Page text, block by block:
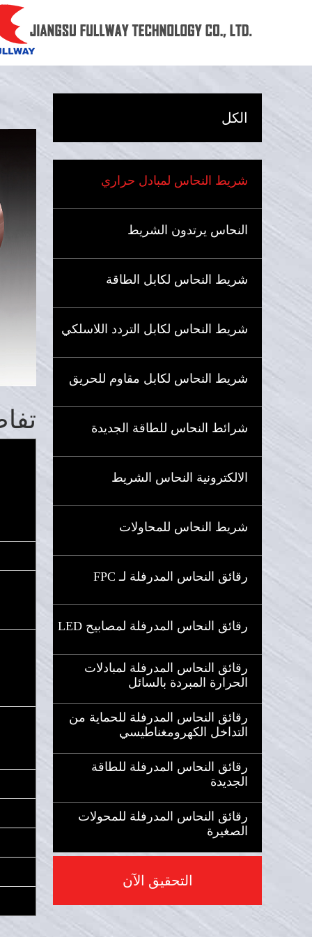
الكل
شريط النحاس لمبادل حراري
النحاس يرتدون الشريط
شريط النحاس لكابل الطاقة
شريط النحاس لكابل التردد اللاسلكي
شريط النحاس لكابل مقاوم للحريق
شرائط النحاس للطاقة الجديدة
الالكترونية النحاس الشريط
شريط النحاس للمحاولات
رقائق النحاس المدرفلة لـ FPC
رقائق النحاس المدرفلة لمصابيح LED
رقائق النحاس المدرفلة لمبادلات
الحرارة المبردة بالسائل
رقائق النحاس المدرفلة للحماية من
التداخل الكهرومغناطيسي
رقائق النحاس المدرفلة للطاقة
الجديدة
رقائق النحاس المدرفلة للمحولات
الصغيرة
التحقيق الآن